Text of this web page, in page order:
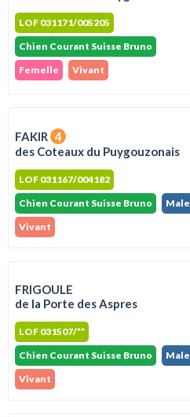
LOF 031171/005205
Chien Courant Suisse Bruno
Femelle
Vivant
FAKIR 4
des Coteaux du Puygouzonais
LOF 031167/004182
Chien Courant Suisse Bruno
Male
Vivant
FRIGOULE
de la Porte des Aspres
LOF 031507/**
Chien Courant Suisse Bruno
Male
Vivant